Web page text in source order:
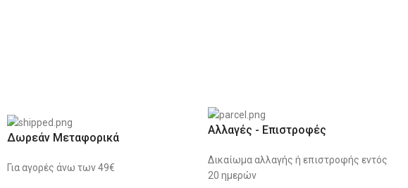
Δωρεάν Μεταφορικά
Για αγορές άνω των 49€
Αλλαγές - Επιστροφές
Δικαίωμα αλλαγής ή επιστροφής εντός
20 ημερών